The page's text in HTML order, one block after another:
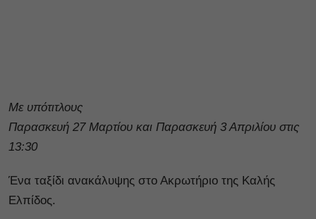
Με υπότιτλους
Παρασκευή 27 Μαρτίου και Παρασκευή 3 Απριλίου στις
13:30
Ένα ταξίδι ανακάλυψης στο Ακρωτήριο της Καλής
Ελπίδος.